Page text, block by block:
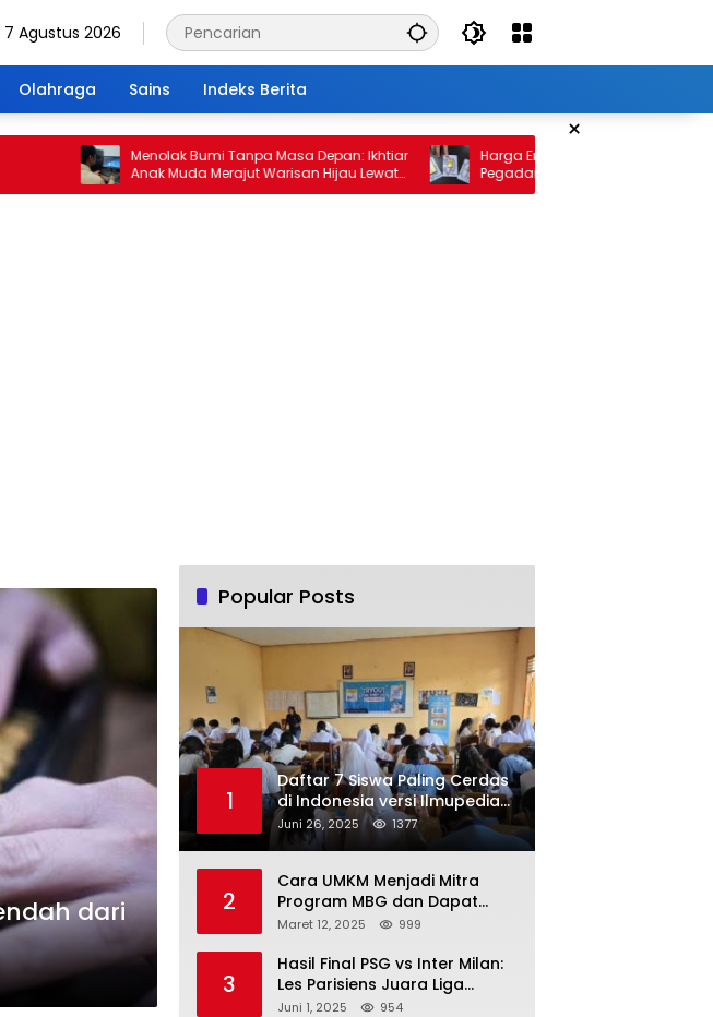
Agustus 2026
Olahraga Sains Indeks Berita
×
Menolak Bumi Tanpa Masa Depan: Ikhtiar
Anak Muda Merajut Warisan Hijau Lewat
Portal Waktu
Harga Emas 10 Februari 2026: Antam dan
Pegadaian Kembali Melonjak
dari
Popular Posts
1
Daftar 7 Siswa Paling Cerdas
di Indonesia versi Ilmupedia
Tryout UTBK 2025
Juni 26, 2025 1377
2
Cara UMKM Menjadi Mitra
Program MBG dan Dapat
Modal Hingga Rp500 Juta
Maret 12, 2025 999
3
Hasil Final PSG vs Inter Milan:
Les Parisiens Juara Liga
Champions 2025 usai Bantai il
Juni 1, 2025 954